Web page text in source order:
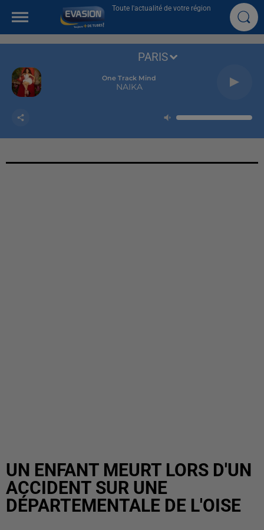
Toute l'actualité de votre région
One Track Mind
NAIKA
PARIS
UN ENFANT MEURT LORS D'UN
ACCIDENT SUR UNE
DÉPARTEMENTALE DE L'OISE